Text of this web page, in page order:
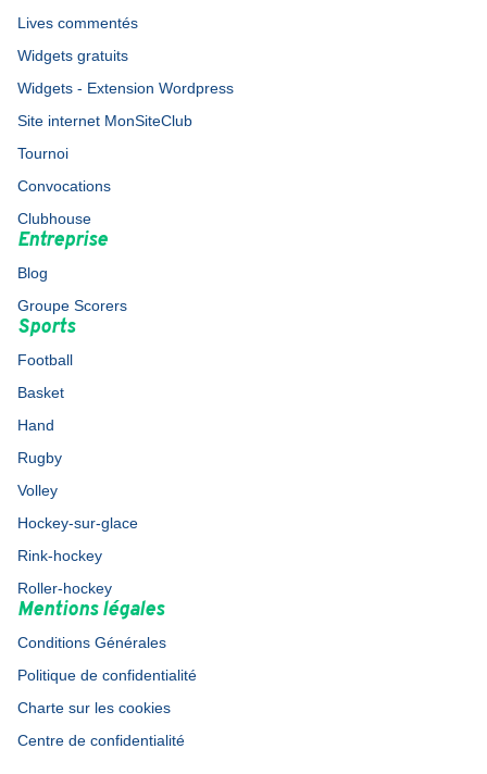
Lives commentés
Widgets gratuits
Widgets - Extension Wordpress
Site internet MonSiteClub
Tournoi
Convocations
Clubhouse
Entreprise
Blog
Groupe Scorers
Sports
Football
Basket
Hand
Rugby
Volley
Hockey-sur-glace
Rink-hockey
Roller-hockey
Mentions légales
Conditions Générales
Politique de confidentialité
Charte sur les cookies
Centre de confidentialité